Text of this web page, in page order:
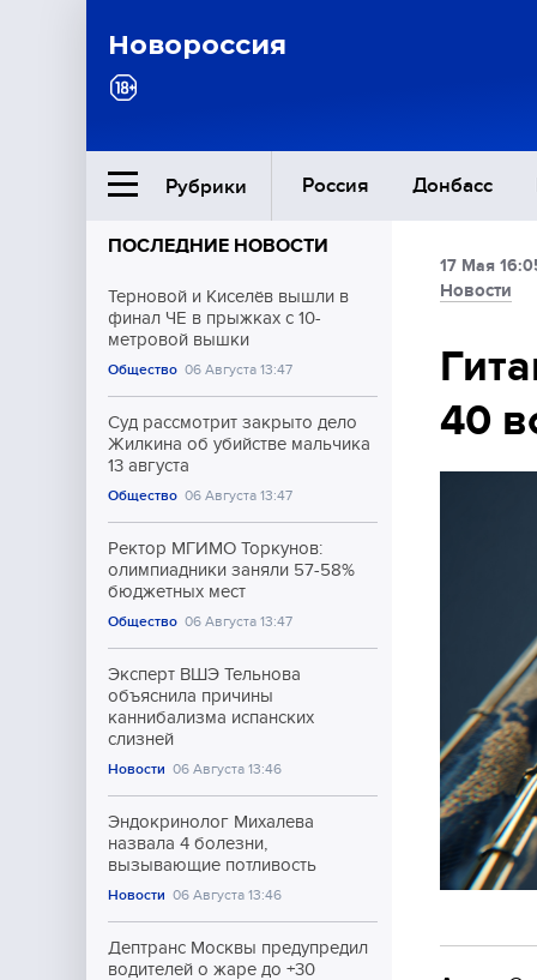
Новороссия
Рубрики Россия Донбасс
Ближний Восток
Общество
Культура
ПОСЛЕДНИЕ НОВОСТИ
Терновой и Киселёв вышли в
финал ЧЕ в прыжках с 10-
метровой вышки
Общество 06 Августа 13:47
Суд рассмотрит закрыто дело
Жилкина об убийстве мальчика
13 августа
Общество 06 Августа 13:47
Ректор МГИМО Торкунов:
олимпиадники заняли 57-58%
бюджетных мест
Общество 06 Августа 13:47
Эксперт ВШЭ Тельнова
объяснила причины
каннибализма испанских
слизней
Новости 06 Августа 13:46
Эндокринолог Михалева
назвала 4 болезни,
вызывающие потливость
Новости 06 Августа 13:46
Дептранс Москвы предупредил
водителей о жаре до +30
17 Мая
Новости
40